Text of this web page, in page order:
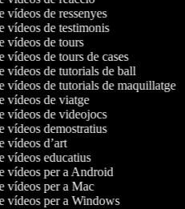
vídeos de ressenyes
vídeos de testimonis
vídeos de tours
vídeos de tours de cases
vídeos de tutorials de ball
vídeos de tutorials de maquillatge
vídeos de viatge
vídeos de videojocs
vídeos demostratius
vídeos d’art
vídeos educatius
vídeos per a Android
vídeos per a Mac
vídeos per a Windows